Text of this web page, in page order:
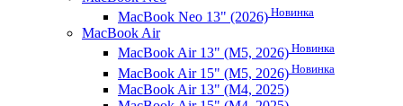
MacBook Neo 13" (2026) Новинка
MacBook Air
MacBook Air 13" (M5, 2026) Новинка
MacBook Air 15" (M5, 2026) Новинка
MacBook Air 13" (M4, 2025)